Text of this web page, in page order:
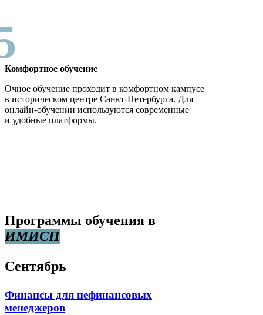
Комфортное обучение
Очное обучение проходит в комфортном кампусе
в историческом центре Санкт-Петербурга. Для
онлайн-обучении используются современные
и удобные платформы.
Программы обучения в
ИМИСП
Сентябрь
Финансы для нефинансовых
менеджеров